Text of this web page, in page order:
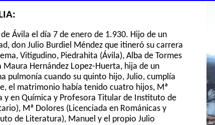
Ávila el día 7 de enero de 1.930. Hijo de un
don Julio Burdiel Méndez que itineró su carrera
Vitigudino, Piedrahita (Ávila), Alba de Tormes
Hernández Lopez-Huerta, hija de un
pulmonía cuando su quinto hijo, Julio, cumplía
, el matrimonio había tenido cuatro hijos, Mª
y en Química y Profesora Titular de Instituto de
Mª Dolores (Licenciada en Románicas y
de Literatura), Manuel y el propio Julio